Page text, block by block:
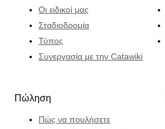
Οι ειδικοί μας
Σταδιοδρομία
Τύπος
Συνεργασία με την Catawiki
Πώληση
Πώς να πουλήσετε